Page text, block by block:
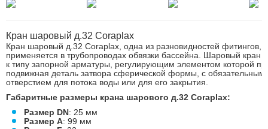
Кран шаровый д.32 Coraplax
Кран шаровый д.32 Coraplax, одна из разновидностей фитингов,
применяется в трубопроводах обвязки бассейна. Шаровый кран
к типу запорной арматуры, регулирующим элементом которой
подвижная деталь затвора сферической формы, с обязательным
отверстием для потока воды или для его закрытия.
Габаритные размеры крана шарового д.32 Coraplax:
Размер DN: 25 мм
Размер A: 99 мм